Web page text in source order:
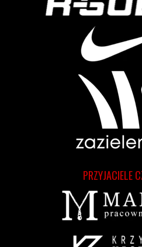
PRZYJACIELE